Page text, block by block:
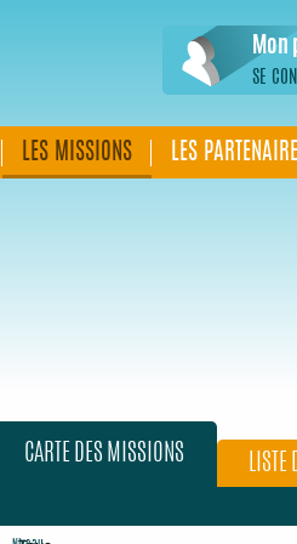
Mon
SE
LES MISSIONS LES
CARTE DES MISSIONS LISTE